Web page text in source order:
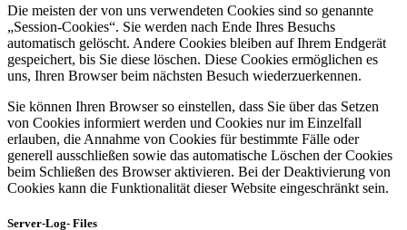
Die meisten der von uns verwendeten Cookies sind so genannte
„Session-Cookies“. Sie werden nach Ende Ihres Besuchs
automatisch gelöscht. Andere Cookies bleiben auf Ihrem Endgerät
gespeichert, bis Sie diese löschen. Diese Cookies ermöglichen es
uns, Ihren Browser beim nächsten Besuch wiederzuerkennen.
Sie können Ihren Browser so einstellen, dass Sie über das Setzen
von Cookies informiert werden und Cookies nur im Einzelfall
erlauben, die Annahme von Cookies für bestimmte Fälle oder
generell ausschließen sowie das automatische Löschen der Cookies
beim Schließen des Browser aktivieren. Bei der Deaktivierung von
Cookies kann die Funktionalität dieser Website eingeschränkt sein.
Server-Log- Files